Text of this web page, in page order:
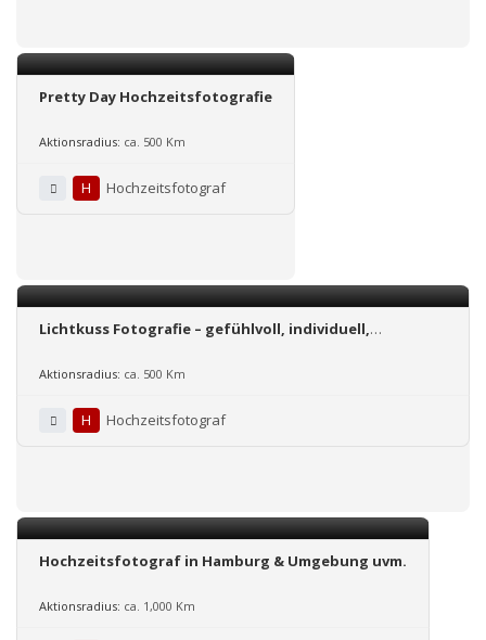
Pretty Day Hochzeitsfotografie
Aktionsradius: ca. 500 Km
H Hochzeitsfotograf
Lichtkuss Fotografie – gefühlvoll, individuell,
Aktionsradius: ca. 500 Km
H Hochzeitsfotograf
Hochzeitsfotograf in Hamburg & Umgebung uvm.
Aktionsradius: ca. 1,000 Km